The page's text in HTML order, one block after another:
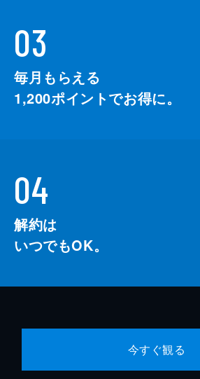
03
毎月もらえる
1,200ポイントでお得に。
04
解約は
いつでもOK。
今すぐ観る